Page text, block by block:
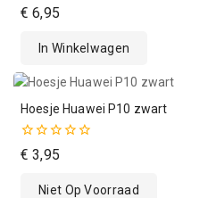
0
van
€ 6,95
In Winkelwagen
Hoesje Huawei P10 zwart
0
van
€ 3,95
Niet Op Voorraad